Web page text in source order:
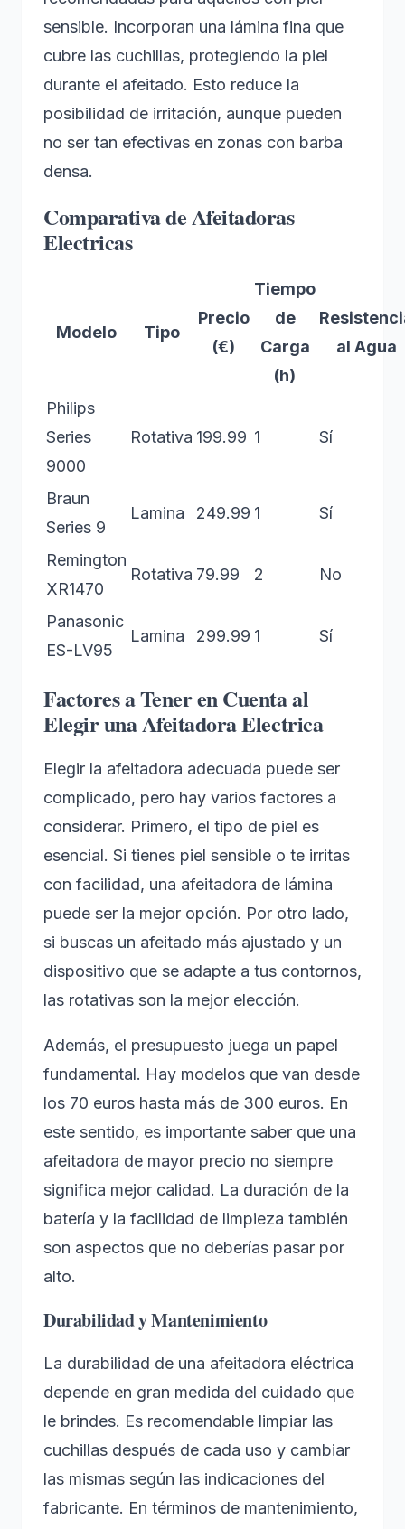
sensible. Incorporan una lámina fina que
cubre las cuchillas, protegiendo la piel
durante el afeitado. Esto reduce la
posibilidad de irritación, aunque pueden
no ser tan efectivas en zonas con barba
densa.
Comparativa de Afeitadoras
Electricas
Modelo Tipo
Precio
(€)
Tiempo
de
Carga
(h)
al Agua
Philips
Series
9000
Rotativa 199.99 1 Sí
Braun
Series 9
Lamina 249.99 1 Sí
Remington
XR1470
Rotativa 79.99 2 No
Panasonic
ES-LV95
Lamina 299.99 1 Sí
Factores a Tener en Cuenta al
Elegir una Afeitadora Electrica
Elegir la afeitadora adecuada puede ser
complicado, pero hay varios factores a
considerar. Primero, el tipo de piel es
esencial. Si tienes piel sensible o te irritas
con facilidad, una afeitadora de lámina
puede ser la mejor opción. Por otro lado,
si buscas un afeitado más ajustado y un
dispositivo que se adapte a tus contornos,
las rotativas son la mejor elección.
Además, el presupuesto juega un papel
fundamental. Hay modelos que van desde
los 70 euros hasta más de 300 euros. En
este sentido, es importante saber que una
afeitadora de mayor precio no siempre
significa mejor calidad. La duración de la
batería y la facilidad de limpieza también
son aspectos que no deberías pasar por
alto.
Durabilidad y Mantenimiento
La durabilidad de una afeitadora eléctrica
depende en gran medida del cuidado que
le brindes. Es recomendable limpiar las
cuchillas después de cada uso y cambiar
las mismas según las indicaciones del
fabricante. En términos de mantenimiento,